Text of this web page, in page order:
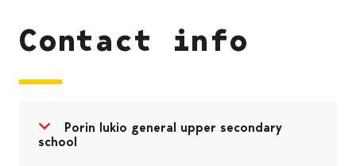
Contact info
Open menu
Close menu
Porin lukio general upper secondary
school